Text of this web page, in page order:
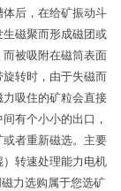
后，在给矿振动斗
磁聚而形成磁团或
被吸附在磁筒表面
转时，由于失磁而
吸住的矿粒会直接
有个小小的出口，
者重新磁选。主要
转速处理能力电机
力选购属于您选矿